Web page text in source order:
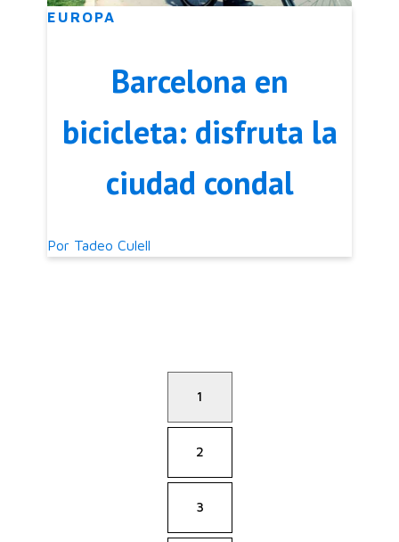
EUROPA
Barcelona en
bicicleta: disfruta la
ciudad condal
Por Tadeo Culell
1
2
3